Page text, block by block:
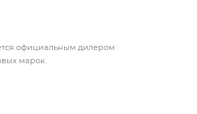
официальным дилером
марок.